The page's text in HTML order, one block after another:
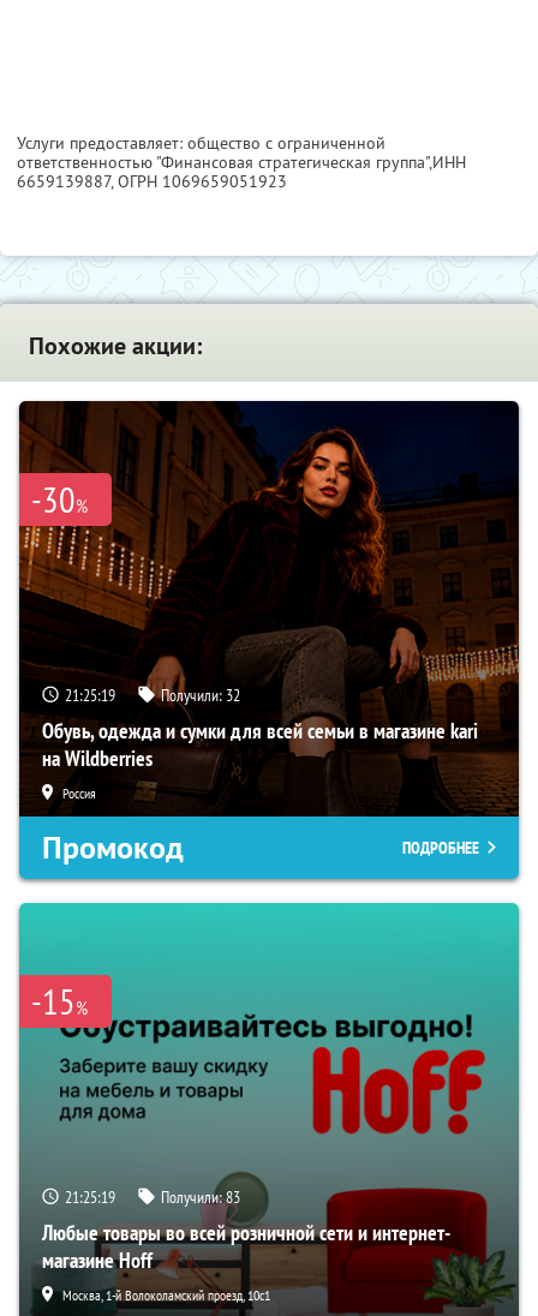
Услуги предоставляет: общество с ограниченной
ответственностью "Финансовая стратегическая группа",ИНН
6659139887, ОГРН 1069659051923
Похожие акции:
-30%
21:25:18 Получили: 32
Обувь, одежда и сумки для всей семьи в магазине kari
на Wildberries
Россия
Промокод ПОДРОБНЕЕ
-15%
21:25:18 Получили:83
Любые товары во всей розничной сети и интернет-
магазине Hoff
Москва, 1-й Волоколамский проезд, 10с1